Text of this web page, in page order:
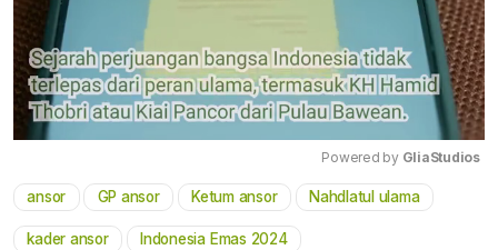
Mute
Powered by GliaStudios
ansor GP ansor Ketum ansor Nahdlatul ulama
kader ansor Indonesia Emas 2024